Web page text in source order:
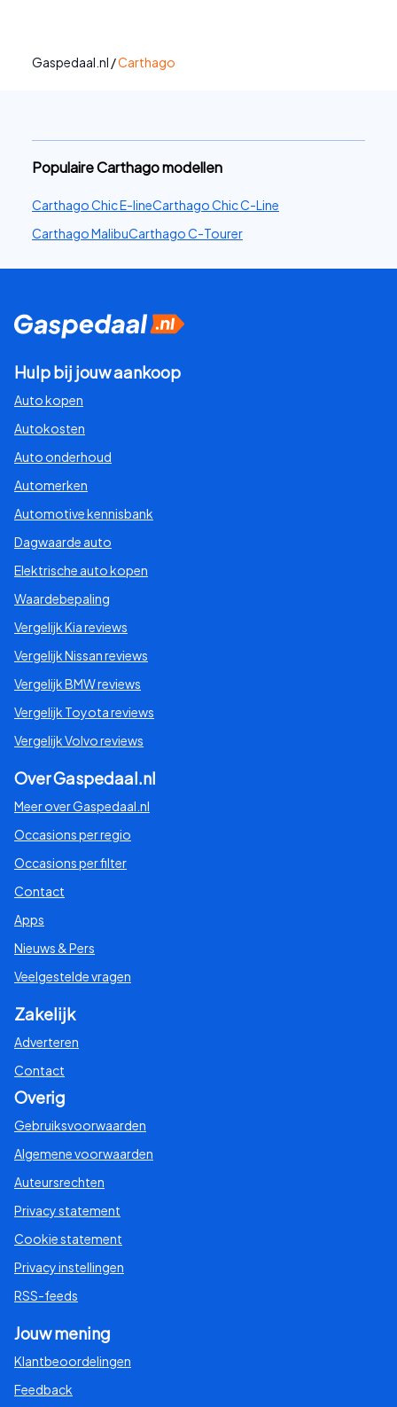
Gaspedaal.nl /Carthago
Populaire Carthago modellen
Carthago Chic E-lineCarthago Chic C-Line
Carthago MalibuCarthago C-Tourer
Hulp bij jouw aankoop
Auto kopen
Autokosten
Auto onderhoud
Automerken
Automotive kennisbank
Dagwaarde auto
Elektrische auto kopen
Waardebepaling
Vergelijk Kia reviews
Vergelijk Nissan reviews
Vergelijk BMW reviews
Vergelijk Toyota reviews
Vergelijk Volvo reviews
Over Gaspedaal.nl
Meer over Gaspedaal.nl
Occasions per regio
Occasions per filter
Contact
Apps
Nieuws & Pers
Veelgestelde vragen
Zakelijk
Adverteren
Contact
Overig
Gebruiksvoorwaarden
Algemene voorwaarden
Auteursrechten
Privacy statement
Cookie statement
Privacy instellingen
RSS-feeds
Jouw mening
Klantbeoordelingen
Feedback